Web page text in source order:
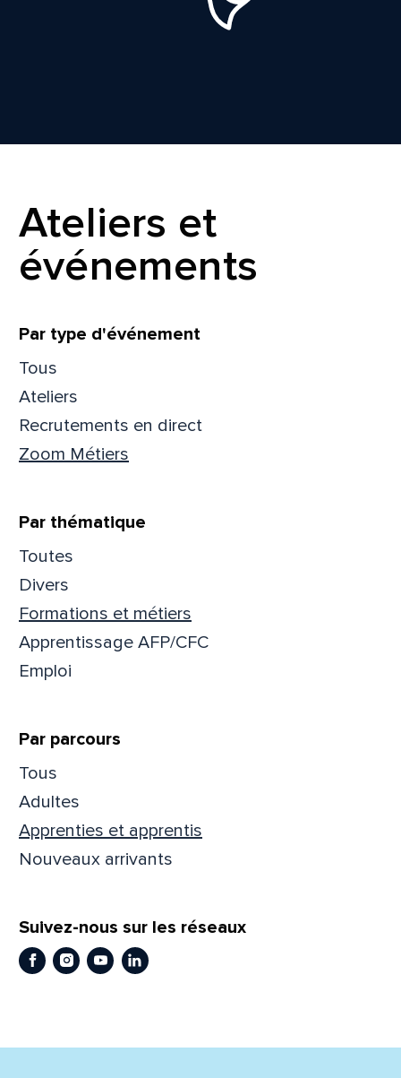
Ateliers et
événements
Filtrer
Par type d'événement
Tous
Ateliers
Recrutements en direct
Zoom Métiers
Par thématique
Toutes
Divers
Formations et métiers
Apprentissage AFP/CFC
Emploi
Par parcours
Tous
Adultes
Apprenties et apprentis
Nouveaux arrivants
Suivez-nous sur les réseaux
Facebook
Instagram
YoutubeLinkedIn